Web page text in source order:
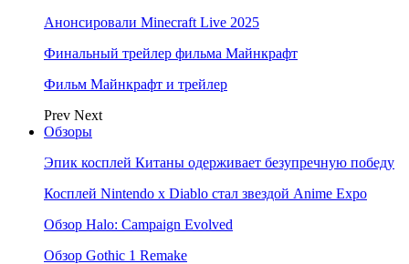
Анонсировали Minecraft Live 2025
Финальный трейлер фильма Майнкрафт
Фильм Майнкрафт и трейлер
Prev Next
Обзоры
Эпик косплей Китаны одерживает безупречную победу
Косплей Nintendo x Diablo стал звездой Anime Expo
Обзор Halo: Campaign Evolved
Обзор Gothic 1 Remake